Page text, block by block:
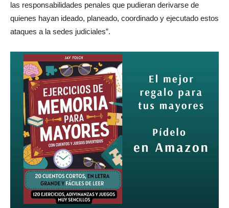
las responsabilidades penales que pudieran derivarse de
quienes hayan ideado, planeado, coordinado y ejecutado estos
ataques a la sedes judiciales”.